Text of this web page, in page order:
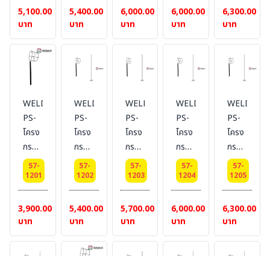
Dai
25
cm.
เสา
สูง 1
เมตร
5,100.00
บาท
Dai
25
cm.
สูง
1.5
5,400.00
บาท
Dai
25
cm.
สูง 2
เมตร
6,000.00
บาท
Dai
25
cm.
สูง
2.5
6,000.00
บาท
Dai
25
cm.
สูง 3
เมตร
6,300.00
บาท
WELDING-
PS-
โครง
กรวย
ลม
บอก
ทิศทาง
Dai
30
cm.
57-
1201
3,900.00
บาท
WELDING-
PS-
โครง
กรวย
ลม
บอก
ทิศทาง
Dai
30
cm.
เสา
57-
1202
5,400.00
บาท
WELDING-
PS-
โครง
กรวย
ลม
บอก
ทิศทาง
Dai
30
cm.
57-
1203
5,700.00
บาท
WELDING-
PS-
โครง
กรวย
ลม
บอก
ทิศทาง
Dai
30
cm.
57-
1204
6,000.00
บาท
WELDING-
PS-
โครง
กรวย
ลม
บอก
ทิศทาง
Dai
30
cm.
57-
1205
6,300.00
บาท